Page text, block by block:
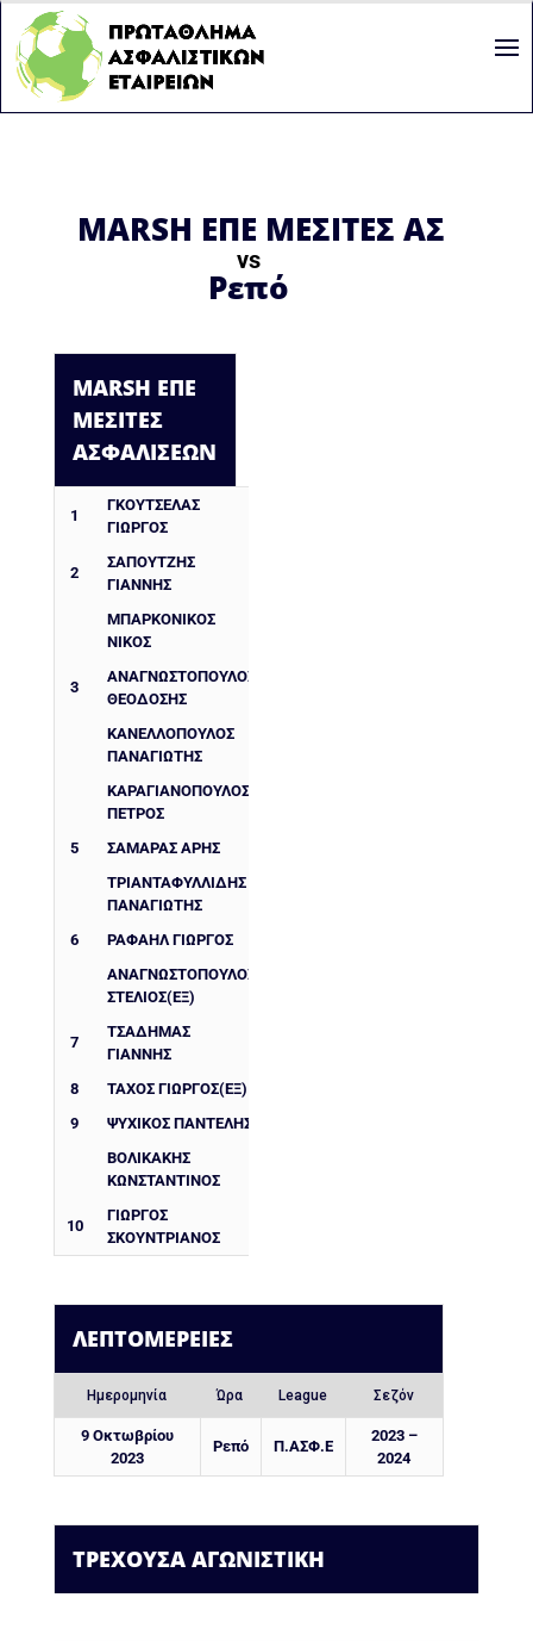
MARSH ΕΠΕ ΜΕΣΙΤΕΣ
vs
Ρεπό
MARSH ΕΠΕ
ΜΕΣΙΤΕΣ
ΑΣΦΑΛΙΣΕΩΝ
1
ΓΚΟΎΤΣΕΛΑΣ
ΓΙΏΡΓΟΣ
2
ΣΑΠΟΥΤΖΉΣ
ΓΙΆΝΝΗΣ
ΜΠΑΡΚΟΝΊΚΟΣ
ΝΊΚΟΣ
3
ΑΝΑΓΝΩΣΤΌΠΟΥΛΟΣ
ΘΕΟΔΌΣΗΣ
ΚΑΝΕΛΛΌΠΟΥΛΟΣ
ΠΑΝΑΓΙΏΤΗΣ
ΚΑΡΑΓΙΑΝΌΠΟΥΛΟΣ
ΠΈΤΡΟΣ
5
ΣΑΜΑΡΆΣ ΆΡΗΣ
ΤΡΙΑΝΤΑΦΥΛΛΊΔΗΣ
ΠΑΝΑΓΙΏΤΗΣ
6
ΡΑΦΑΉΛ ΓΙΏΡΓΟΣ
ΑΝΑΓΝΩΣΤΌΠΟΥΛΟΣ
ΣΤΈΛΙΟΣ(ΕΞ)
7
ΤΣΑΔΉΜΑΣ
ΓΙΆΝΝΗΣ
8
ΤΆΧΟΣ ΓΙΏΡΓΟΣ(ΕΞ)
9
ΨΥΧΙΚΟΣ ΠΑΝΤΕΛΗΣ
ΒΟΛΙΚΑΚΗΣ
ΚΩΝΣΤΑΝΤΙΝΟΣ
10
ΓΙΏΡΓΟΣ
ΣΚΟΥΝΤΡΙΑΝΟΣ
ΛΕΠΤΟΜΈΡΕΙΕΣ
Ημερομηνία Ώρα League Σεζόν
9 Οκτωβρίου
2023
Ρεπό Π.ΑΣΦ.Ε
2023 –
2024
ΤΡΕΧΟΥΣΑ ΑΓΩΝΙΣΤΙΚΗ